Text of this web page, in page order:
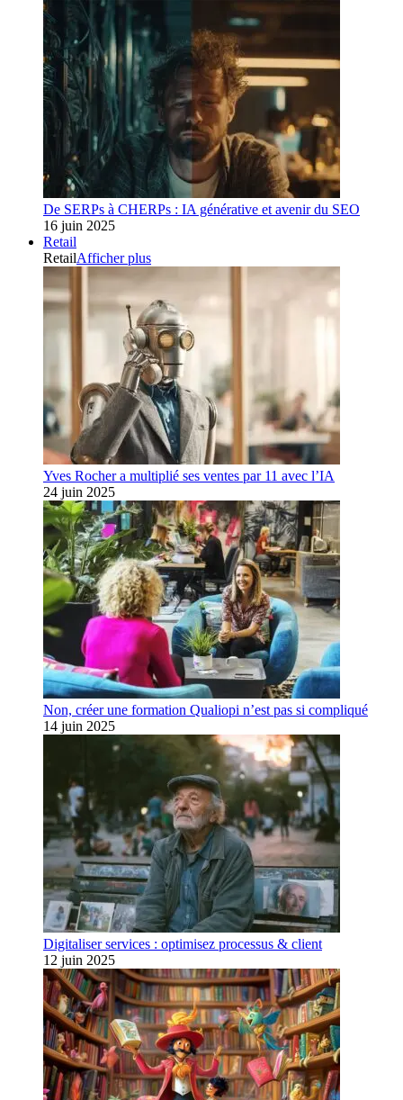
De SERPs à CHERPs : IA générative et avenir du SEO
16 juin 2025
Retail
RetailAfficher plus
Yves Rocher a multiplié ses ventes par 11 avec l’IA
24 juin 2025
Non, créer une formation Qualiopi n’est pas si compliqué
14 juin 2025
Digitaliser services : optimisez processus & client
12 juin 2025